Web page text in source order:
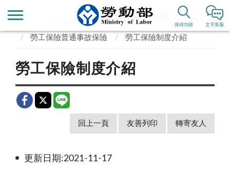
文字客服
搜尋功能
業務專區
勞動保險
勞工保險普通事故保險
勞工保險制度介紹
勞工保險制度介紹
回上一頁 友善列印 轉寄友人
更新日期:2021-11-17